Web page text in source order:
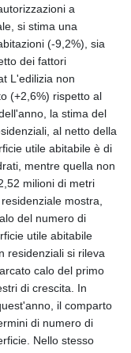
a
si stima una
(-9,2%), sia
dei fattori
L'edilizia non
(+2,6%) rispetto al
la stima del
al netto della
utile abitabile è di
mentre quella non
milioni di metri
mostra,
del numero di
utile abitabile
residenziali si rileva
calo del primo
di crescita. In
il comparto
di numero di
Nello stesso